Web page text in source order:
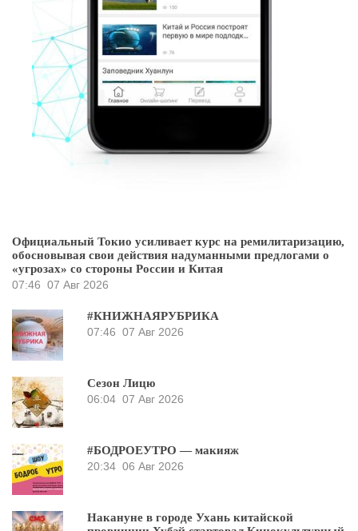
Официальный Токио усиливает курс на ремилитаризацию,
обосновывая свои действия надуманными предлогами о
«угрозах» со стороны России и Китая
07:46 07 Авг 2026
#КНИЖНАЯРУБРИКА
07:46 07 Авг 2026
Сезон Лицю
06:04 07 Авг 2026
#БОДРОЕУТРО — макияж
20:34 06 Авг 2026
Накануне в городе Ухань китайской